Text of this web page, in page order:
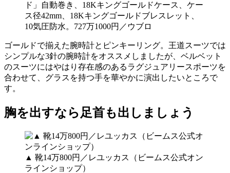
ド」自動巻き、18Kキングゴールドケース、ケー
ス径42mm、18Kキングゴールドブレスレット、
10気圧防水。727万1000円／ウブロ
ゴールドで揃えた腕時計とピンキーリング。王道スーツでは
シンプルな3針の腕時計をオススメしましたが、ベルベット
のスーツにはやはり存在感のあるラグジュアリースポーツを
合わせて、グラスを持つ手を華やかに演出したいところで
す。
胸を出すなら足首も出しましょう
▲ 靴14万800円／レユッカス（ビームス公式オン
ラインショップ）